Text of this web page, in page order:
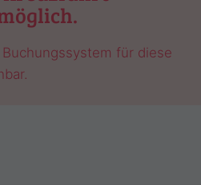
für diese